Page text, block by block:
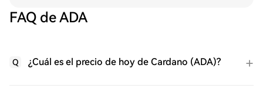
FAQ de ADA
Q ¿Cuál es el precio de hoy de Cardano (ADA)?